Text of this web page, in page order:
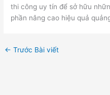
thi công uy tín để sở hữu
phần nâng cao hiệu quả
← Trước Bài viết